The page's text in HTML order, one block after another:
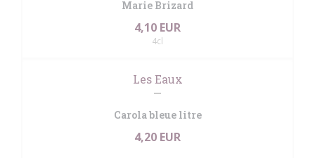
Marie Brizard
4,10 EUR
4cl
Les Eaux
Carola bleue litre
4,20 EUR